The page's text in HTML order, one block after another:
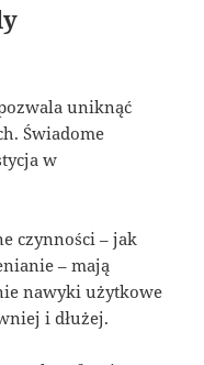
uniknąć
Świadome
w
czynności – jak
– mają
nawyki użytkowe
i dłużej.